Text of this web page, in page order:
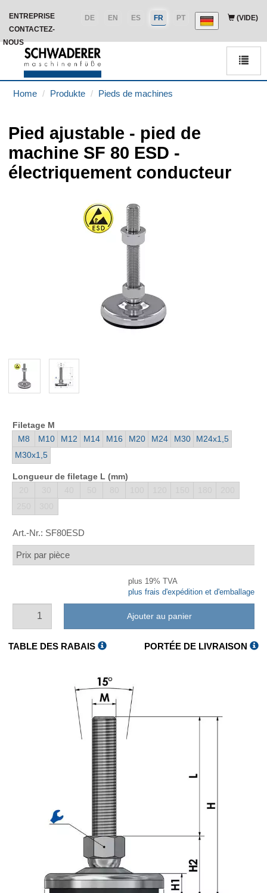
(VIDE)
ENTREPRISE PT
FR
ES
EN
DE
CONTACTEZ-
NOUS
Home Produkte Pieds de machines
Pied ajustable - pied de
machine SF 80 ESD -
électriquement conducteur
Filetage M
M8 M10 M12 M14 M16 M20 M24 M30
M24x1,5
M30x1,5
Longueur de filetage L (mm)
Art.-Nr.: SF80ESD
Prix par pièce
plus 19% TVA
plus frais d'expédition et d'emballage
Ajouter au panier
TABLE DES RABAIS PORTÉE DE LIVRAISON